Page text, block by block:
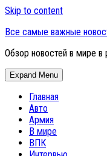
Skip to content
Все самые важные
Обзор новостей в мире
Expand Menu
Главная
Авто
Армия
В мире
ВПК